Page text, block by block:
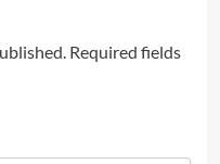
Required fields